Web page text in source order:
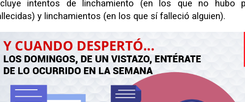
intentos de linchamiento (en los que no hubo
y linchamientos (en los que sí falleció alguien).